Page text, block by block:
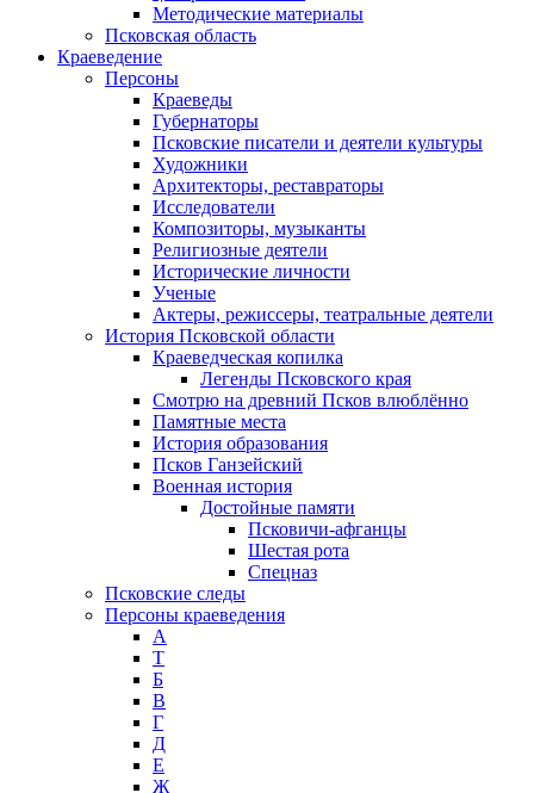
Методические материалы
Псковская область
Краеведение
Персоны
Краеведы
Губернаторы
Псковские писатели и деятели культуры
Художники
Архитекторы, реставраторы
Исследователи
Композиторы, музыканты
Религиозные деятели
Исторические личности
Ученые
Актеры, режиссеры, театральные деятели
История Псковской области
Краеведческая копилка
Легенды Псковского края
Смотрю на древний Псков влюблённо
Памятные места
История образования
Псков Ганзейский
Военная история
Достойные памяти
Псковичи-афганцы
Шестая рота
Спецназ
Псковские следы
Персоны краеведения
А
T
Б
В
Г
Д
Е
Ж